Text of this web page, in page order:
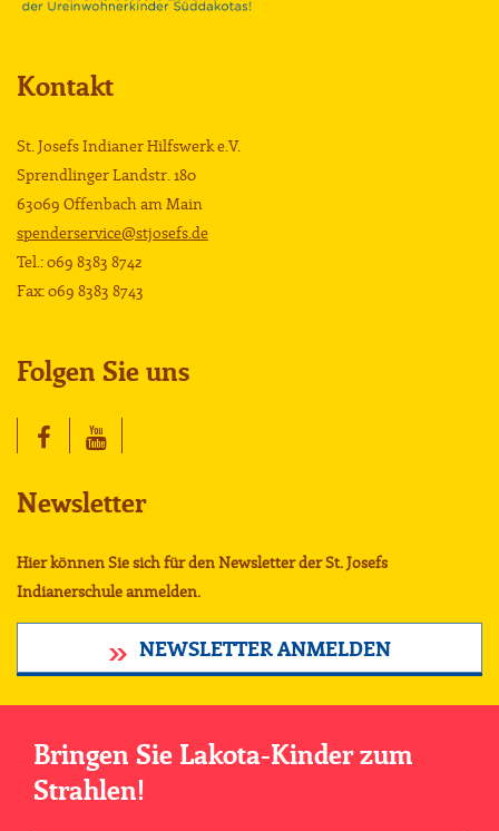
Kontakt
St. Josefs Indianer Hilfswerk e.V.
Sprendlinger Landstr. 180
63069 Offenbach am Main
spenderservice@stjosefs.de
Tel.: 069 8383 8742
Fax: 069 8383 8743
Folgen Sie uns
Newsletter
Hier können Sie sich für den Newsletter der St. Josefs
Indianerschule anmelden.
NEWSLETTER ANMELDEN
Bringen Sie Lakota-Kinder zum
Strahlen!